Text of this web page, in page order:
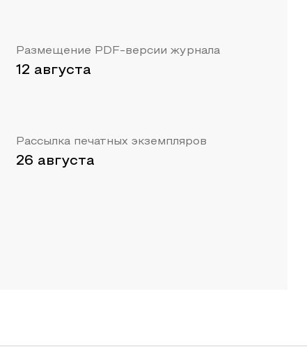
Размещение PDF-версии журнала
12 августа
Рассылка печатных экземпляров
26 августа